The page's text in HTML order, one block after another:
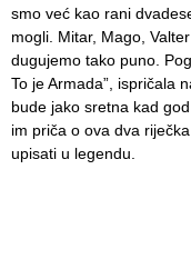
smo već kao rani
mogli. Mitar, Mago,
dugujemo tako puno.
To je Armada”, ispričala
bude jako sretna kad
im priča o ova dva
upisati u legendu.